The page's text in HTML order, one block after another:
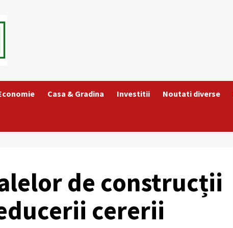
Casa & Gradina Investitii Noutati diverse
de construcții
cererii